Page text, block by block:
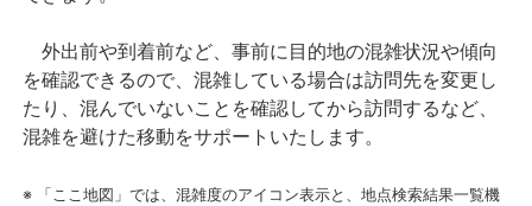
外出前や到着前など、事前に目的地の混雑状況や傾向
を確認できるので、混雑している場合は訪問先を変更し
たり、混んでいないことを確認してから訪問するなど、
混雑を避けた移動をサポートいたします。
※ 「ここ地図」では、混雑度のアイコン表示と、地点検索結果一覧機